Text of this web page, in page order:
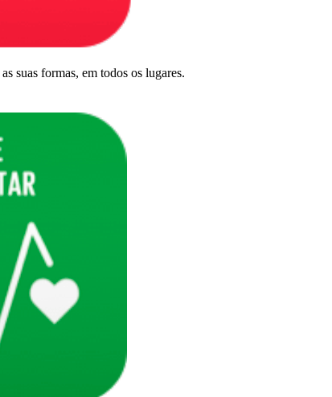
suas formas, em todos os lugares.